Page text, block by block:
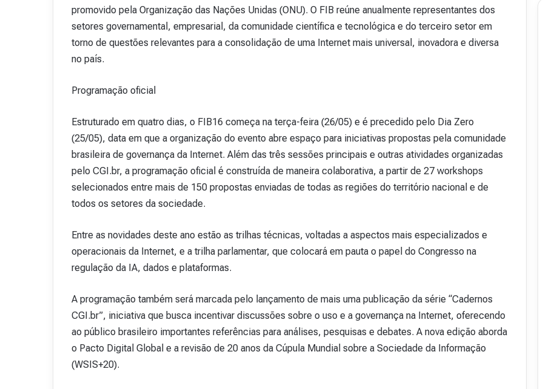
promovido pela Organização das Nações Unidas (ONU). O FIB reúne anualmente representantes dos
setores governamental, empresarial, da comunidade científica e tecnológica e do terceiro setor em
torno de questões relevantes para a consolidação de uma Internet mais universal, inovadora e diversa
no país.
Programação oficial
Estruturado em quatro dias, o FIB16 começa na terça-feira (26/05) e é precedido pelo Dia Zero
(25/05), data em que a organização do evento abre espaço para iniciativas propostas pela comunidade
brasileira de governança da Internet. Além das três sessões principais e outras atividades organizadas
pelo CGI.br, a programação oficial é construída de maneira colaborativa, a partir de 27 workshops
selecionados entre mais de 150 propostas enviadas de todas as regiões do território nacional e de
todos os setores da sociedade.
Entre as novidades deste ano estão as trilhas técnicas, voltadas a aspectos mais especializados e
operacionais da Internet, e a trilha parlamentar, que colocará em pauta o papel do Congresso na
regulação da IA, dados e plataformas.
A programação também será marcada pelo lançamento de mais uma publicação da série “Cadernos
CGI.br”, iniciativa que busca incentivar discussões sobre o uso e a governança na Internet, oferecendo
ao público brasileiro importantes referências para análises, pesquisas e debates. A nova edição aborda
o Pacto Digital Global e a revisão de 20 anos da Cúpula Mundial sobre a Sociedade da Informação
(WSIS+20).